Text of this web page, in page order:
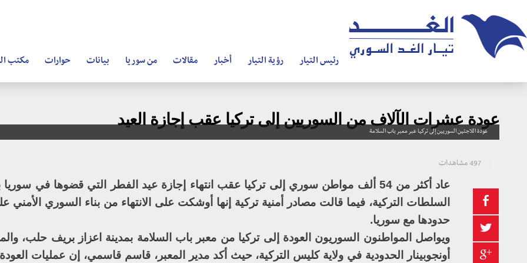
رئيس التيار رؤية التيار أخبار مقالات من سوريا بيانات حوارات مكتب
عودة عشرات الآلاف من السوريين إلى تركيا عقب إجازة العيد
عودة اللاجئين السوريين إلى تركيا عبر معبر باب السلامة
497 مشاهدات
عاد أكثر من 54 ألف مواطن سوري إلى تركيا عقب انتهاء إجازة عيد الفطر التي قضوها في
السلطات التركية، فيما قالت مصادر أمنية تركية إنها أوشكت على الانتهاء من بناء السوري
حدودها مع سوريا.
ويواصل المواطنون السوريون العودة إلى تركيا من معبر باب السلامة بمدينة اعزاز بريف حلب،
أونجوبينار الحدودية في ولاية كليس التركية، حيث أكد مدير المعبر، قاسم قاسمي، إن عمليات